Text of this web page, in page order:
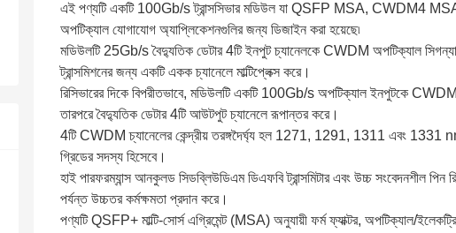
এই পণ্যটি একটি 100Gb/s ট্রান্সসিভার মডিউল যা QSFP MSA, CWDM4 MSA
অপটিক্যাল যোগাযোগ অ্যাপ্লিকেশনগুলির জন্য ডিজাইন করা হয়েছে৷
মডিউলটি 25Gb/s বৈদ্যুতিক ডেটার 4টি ইনপুট চ্যানেলকে CWDM অপটিক্যাল
ট্রান্সমিশনের জন্য একটি একক চ্যানেলে মাল্টিপ্লেক্স করে।
রিসিভারের দিকে বিপরীতভাবে, মডিউলটি একটি 100Gb/s অপটিক্যাল ইনপুটকে CWDM
তারপরে বৈদ্যুতিক ডেটার 4টি আউটপুট চ্যানেলে রূপান্তর করে।
4টি CWDM চ্যানেলের কেন্দ্রীয় তরঙ্গদৈর্ঘ্য হল 1271, 1291, 1311 এবং 1331
গ্রিডের সদস্য হিসেবে।
হাই পারফরম্যান্স আনকুলড সিডব্লিউডিএম ডিএফবি ট্রান্সমিটার এবং উচ্চ সংবেদনশীল
পর্যন্ত উচ্চতর কর্মক্ষমতা প্রদান করে।
পণ্যটি QSFP+ মাল্টি-সোর্স এগ্রিমেন্ট (MSA) অনুযায়ী ফর্ম ফ্যাক্টর, অপটিক্যাল/